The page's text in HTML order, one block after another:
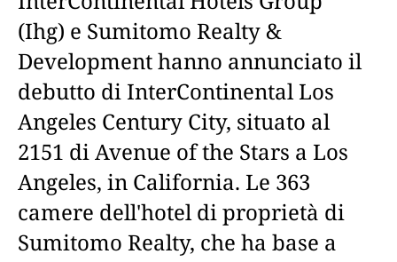
(Ihg) e Sumitomo Realty &
Development hanno annunciato il
debutto di InterContinental Los
Angeles Century City, situato al
2151 di Avenue of the Stars a Los
Angeles, in California. Le 363
camere dell'hotel di proprietà di
Sumitomo Realty, che ha base a